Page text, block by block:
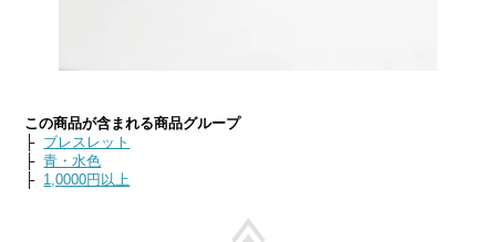
この商品が含まれる商品グループ
├ ブレスレット
├青・水色
├ 1,0000円以上